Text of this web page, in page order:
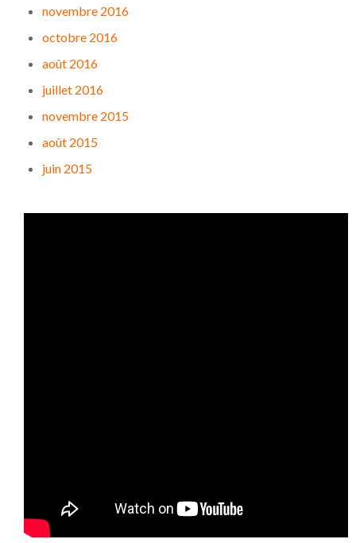
novembre 2016
octobre 2016
août 2016
juillet 2016
novembre 2015
août 2015
juin 2015